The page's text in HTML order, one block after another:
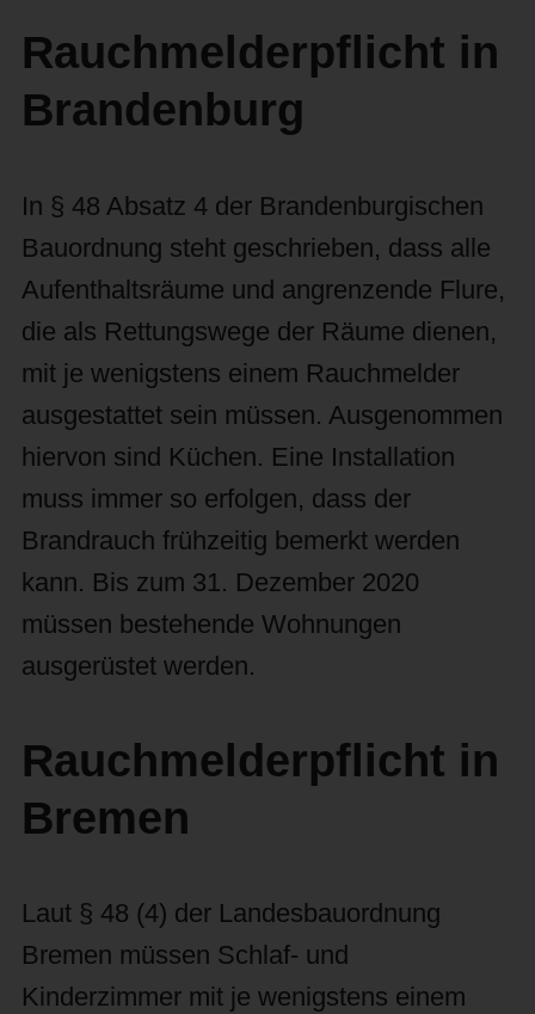
Rauchmelderpflicht in
Brandenburg
In § 48 Absatz 4 der Brandenburgischen
Bauordnung steht geschrieben, dass alle
Aufenthaltsräume und angrenzende Flure,
die als Rettungswege der Räume dienen,
mit je wenigstens einem Rauchmelder
ausgestattet sein müssen. Ausgenommen
hiervon sind Küchen. Eine Installation
muss immer so erfolgen, dass der
Brandrauch frühzeitig bemerkt werden
kann. Bis zum 31. Dezember 2020
müssen bestehende Wohnungen
ausgerüstet werden.
Rauchmelderpflicht in
Bremen
Laut § 48 (4) der Landesbauordnung
Bremen müssen Schlaf- und
Kinderzimmer mit je wenigstens einem